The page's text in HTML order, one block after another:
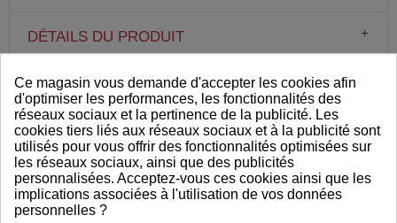
DÉTAILS DU PRODUIT
VOUS AIMEREZ AUSSI
Ce magasin vous demande d'accepter les cookies afin
d'optimiser les performances, les fonctionnalités des
réseaux sociaux et la pertinence de la publicité. Les
cookies tiers liés aux réseaux sociaux et à la publicité sont
utilisés pour vous offrir des fonctionnalités optimisées sur
les réseaux sociaux, ainsi que des publicités
personnalisées. Acceptez-vous ces cookies ainsi que les
implications associées à l'utilisation de vos données
personnelles ?